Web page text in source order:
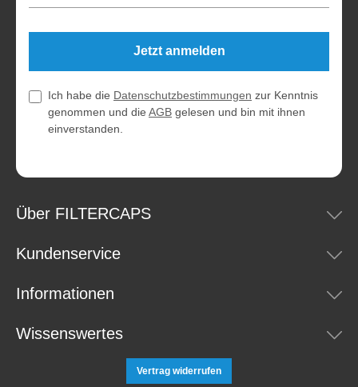
Jetzt anmelden
Ich habe die Datenschutzbestimmungen zur Kenntnis
genommen und die AGB gelesen und bin mit ihnen
einverstanden.
Über FILTERCAPS
Kundenservice
Informationen
Wissenswertes
Vertrag widerrufen